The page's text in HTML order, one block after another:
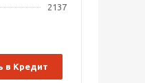
2137
в Кредит